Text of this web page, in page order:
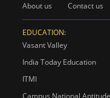
About us Contact us
EDUCATION:
Vasant Valley
India Today Education
ITMI
Campus National